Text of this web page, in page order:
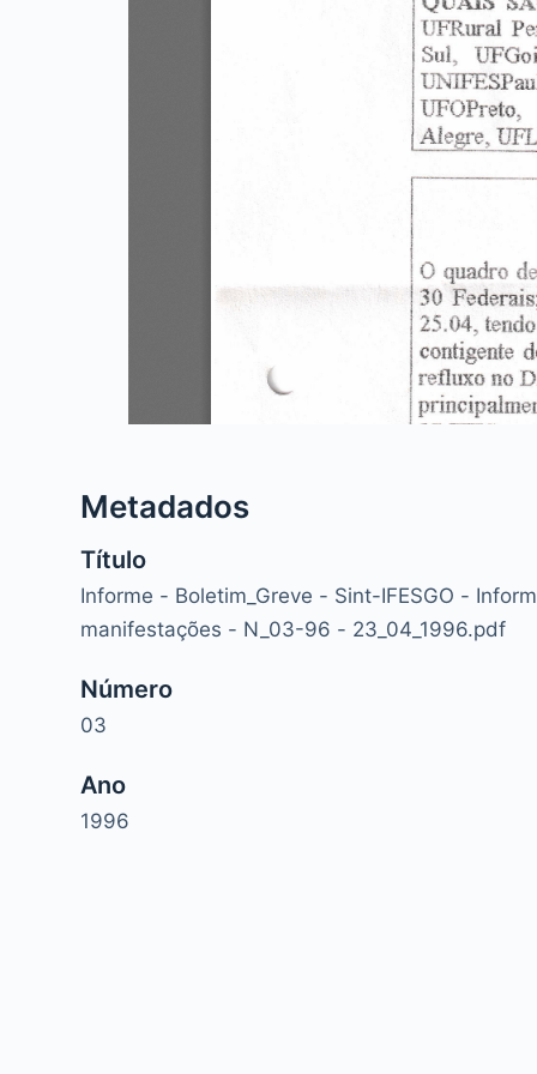
Metadados
Título
Informe - Boletim_Greve - Sint-IFESGO -
manifestações - N_03-96 - 23_04_1996.pdf
Número
03
Ano
1996